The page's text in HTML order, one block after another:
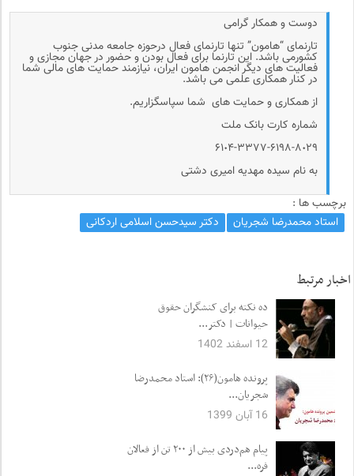
دوست و همکار گرامی
تارنمای “هامون” تنها تارنمای فعال درحوزه جامعه مدنی جنوب
کشورمی باشد. این تارنما برای فعال بودن و حضور در جهان مجازی و
فعالیت های دیگر انجمن هامون ایران، نیازمند حمایت های مالی شما
در کنار همکاری علمی می باشد.
از همکاری و حمایت های شما سپاسگزاریم.
شماره کارت بانک ملت
۶۱٠۴-۳۳۷۷-۶۱۹۸-۸٠۲۹
به نام سیده مهدیه امیری دشتی
برچسب ها :
استاد محمدرضا شجریان
دکتر سیدحسن اسلامی اردکانی
اخبار مرتبط
ده نکته برای کنشگران حقوق
حیوانات | دکتر...
12 اسفند 1402
پرونده هامون(۲۶): استاد محمدرضا
شجریان...
16 آبان 1399
پیام هم‌دردی بیش از ۲۰۰ تن از فعالان
فره...